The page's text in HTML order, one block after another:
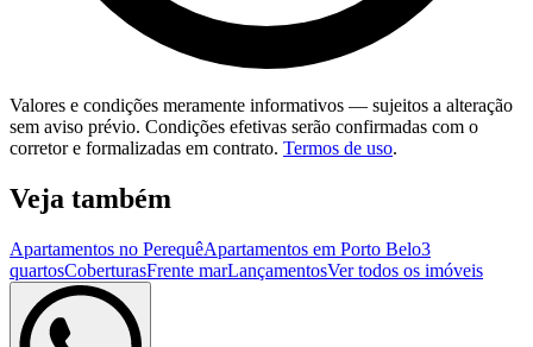
Valores e condições meramente informativos — sujeitos a alteração
sem aviso prévio. Condições efetivas serão confirmadas com o
corretor e formalizadas em contrato. Termos de uso.
Veja também
Apartamentos no PerequêApartamentos em Porto Belo3
quartosCoberturasFrente marLançamentosVer todos os imóveis